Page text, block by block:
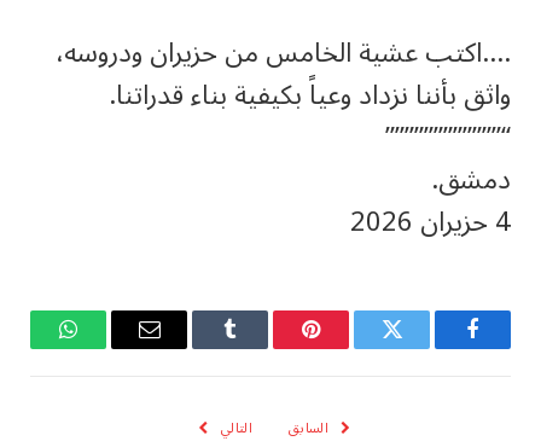
….اكتب عشية الخامس من حزيران ودروسه،
واثق بأننا نزداد وعياً بكيفية بناء قدراتنا.
“””””””””””””
دمشق.
4 حزيران 2026
فيسبوك تويتر بينتيريستTumblr
البريد
واتساب
السابق التالي